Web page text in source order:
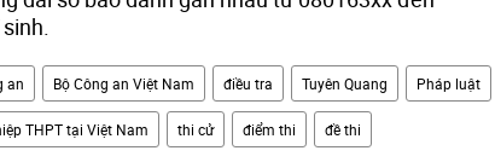
an Bộ Công an Việt Nam điều tra Tuyên Quang Pháp luật
THPT tại Việt Nam thi cử điểm thi đề thi